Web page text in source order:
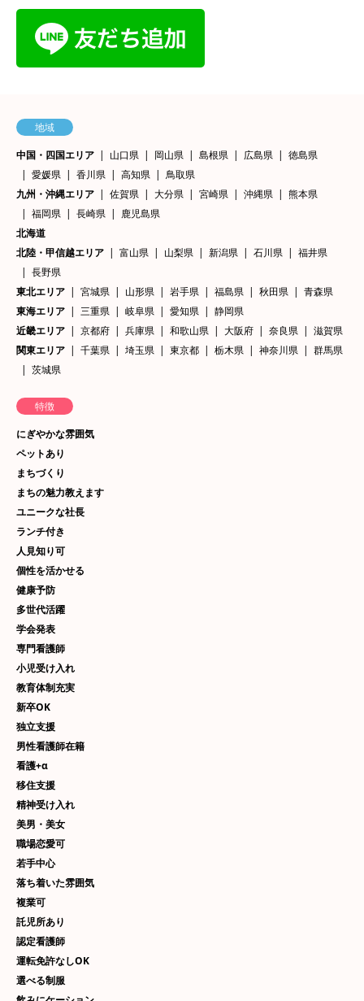
地域
中国・四国エリア
山口県 岡山県 島根県 広島県
徳島県
愛媛県
香川県 高知県
鳥取県
九州・沖縄エリア
佐賀県 大分県 宮崎県 沖縄県
熊本県
福岡県
長崎県
鹿児島県
北海道
北陸・甲信越エリア
富山県 山梨県 新潟県 石川県
福井県
長野県
東北エリア
宮城県 山形県 岩手県 福島県 秋田県
青森県
東海エリア
三重県 岐阜県 愛知県
静岡県
近畿エリア
京都府 兵庫県 和歌山県 大阪府 奈良県
滋賀県
関東エリア
千葉県 埼玉県 東京都 栃木県 神奈川県
群馬県
茨城県
特徴
にぎやかな雰囲気
ペットあり
まちづくり
まちの魅力教えます
ユニークな社長
ランチ付き
人見知り可
個性を活かせる
健康予防
多世代活躍
学会発表
専門看護師
小児受け入れ
教育体制充実
新卒OK
独立支援
男性看護師在籍
看護+α
移住支援
精神受け入れ
美男・美女
職場恋愛可
若手中心
落ち着いた雰囲気
複業可
託児所あり
認定看護師
運転免許なしOK
選べる制服